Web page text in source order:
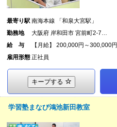
最寄り駅 南海本線 「和泉大宮駅」
勤務地
大阪府 岸和田市 宮前町2-7…
給 与
【月給】 200,000円～300,000円
雇用形態 正社員
キープする
学習塾まなび鴻池新田教室